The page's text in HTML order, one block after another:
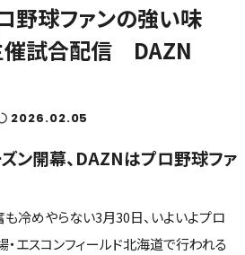
野球ファンの強い味
試合配信 DAZN
2026.02.05
ン開幕、DAZNはプロ野球ファ
冷めやらない3月30日、いよいよプロ
エスコンフィールド北海道で行われる